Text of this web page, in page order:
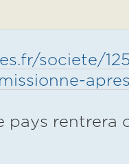
societe/
pays rentrera